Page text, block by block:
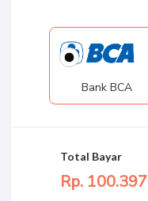
Bank BCA
Total Bayar
Rp. 100.397